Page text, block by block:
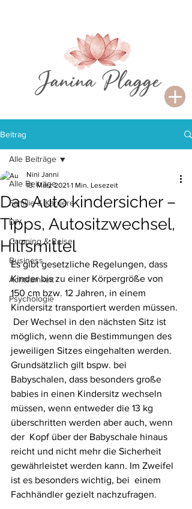
Beitrag
Alle Beiträge
Familie & Karriere
DIY
Camping & Reise
Business
Achtsamkeit
Psychologie
Alle Beiträge
Das Auto kindersicher –
Tipps, Autositzwechsel,
Hilfsmittel
Nini Janni
13. März 2021 1 Min. Lesezeit
Es gibt gesetzliche Regelungen, dass
Kinder bis zu einer Körpergröße von
150 cm bzw. 12 Jahren, in einem
Kindersitz transportiert werden müssen.
Der Wechsel in den nächsten Sitz ist
möglich, wenn die Bestimmungen des
jeweiligen Sitzes eingehalten werden.
Grundsätzlich gilt bspw. bei
Babyschalen, dass besonders große
babies in einen Kindersitz wechseln
müssen, wenn entweder die 13 kg
überschritten werden aber auch, wenn
der  Kopf über der Babyschale hinaus
reicht und nicht mehr die Sicherheit
gewährleistet werden kann. Im Zweifel
ist es besonders wichtig, bei  einem
Fachhändler gezielt nachzufragen.